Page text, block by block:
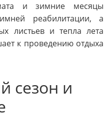
и зимние месяцы
реабилитации, а
листьев и тепла лета
к проведению отдыха
сезон и